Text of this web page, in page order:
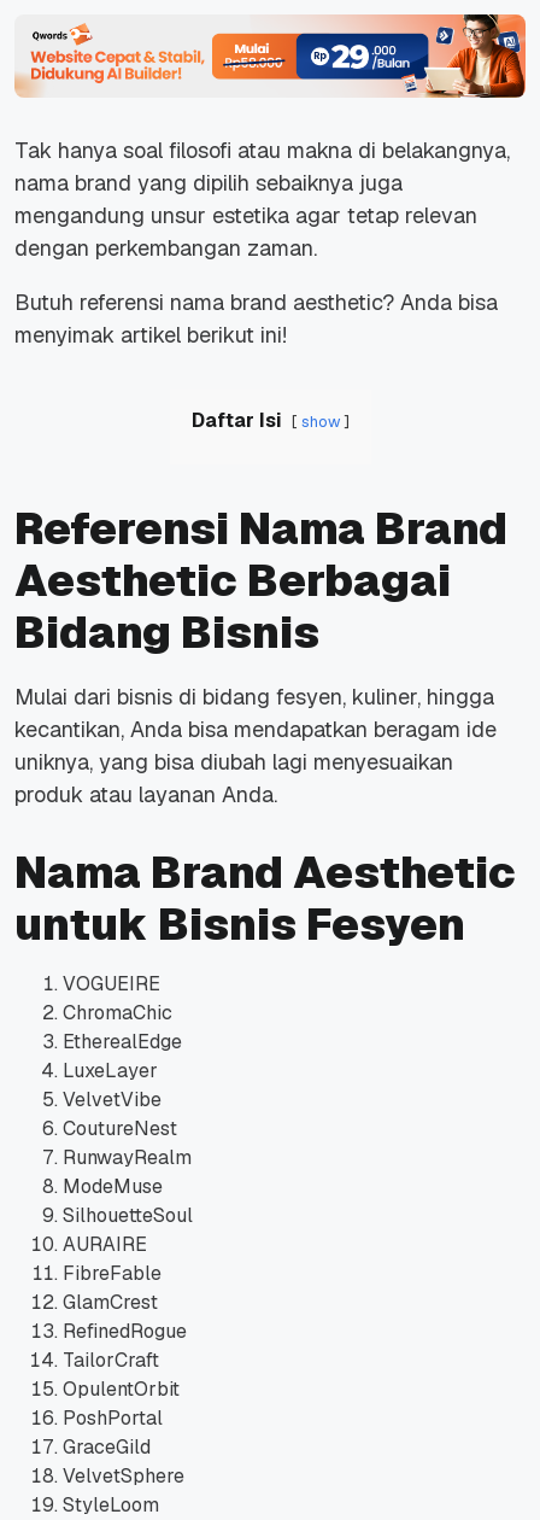
Tak hanya soal filosofi atau makna di belakangnya,
nama brand yang dipilih sebaiknya juga
mengandung unsur estetika agar tetap relevan
dengan perkembangan zaman.
Butuh referensi nama brand aesthetic? Anda bisa
menyimak artikel berikut ini!
Daftar Isi show
Referensi Nama Brand
Aesthetic Berbagai
Bidang Bisnis
Mulai dari bisnis di bidang fesyen, kuliner, hingga
kecantikan, Anda bisa mendapatkan beragam ide
uniknya, yang bisa diubah lagi menyesuaikan
produk atau layanan Anda.
Nama Brand Aesthetic
untuk Bisnis Fesyen
VOGUEIRE
ChromaChic
EtherealEdge
LuxeLayer
VelvetVibe
CoutureNest
RunwayRealm
ModeMuse
SilhouetteSoul
AURAIRE
FibreFable
GlamCrest
RefinedRogue
TailorCraft
OpulentOrbit
PoshPortal
GraceGild
VelvetSphere
StyleLoom